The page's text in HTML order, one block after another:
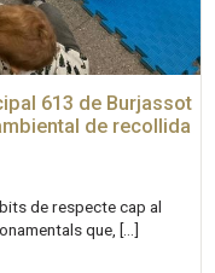
613 de Burjassot
de recollida
de respecte cap al
que, […]